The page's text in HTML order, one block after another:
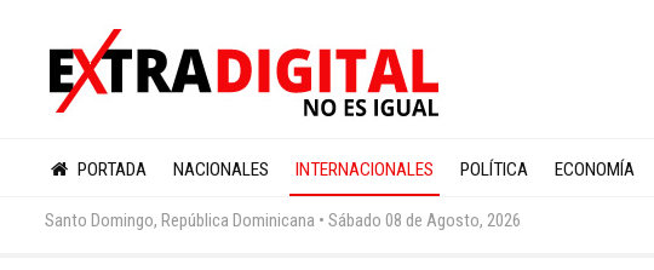
PORTADA NACIONALES INTERNACIONALES POLÍTICA ECONOMÍA
Santo Domingo, República Dominicana • Sábado 08 de Agosto, 2026